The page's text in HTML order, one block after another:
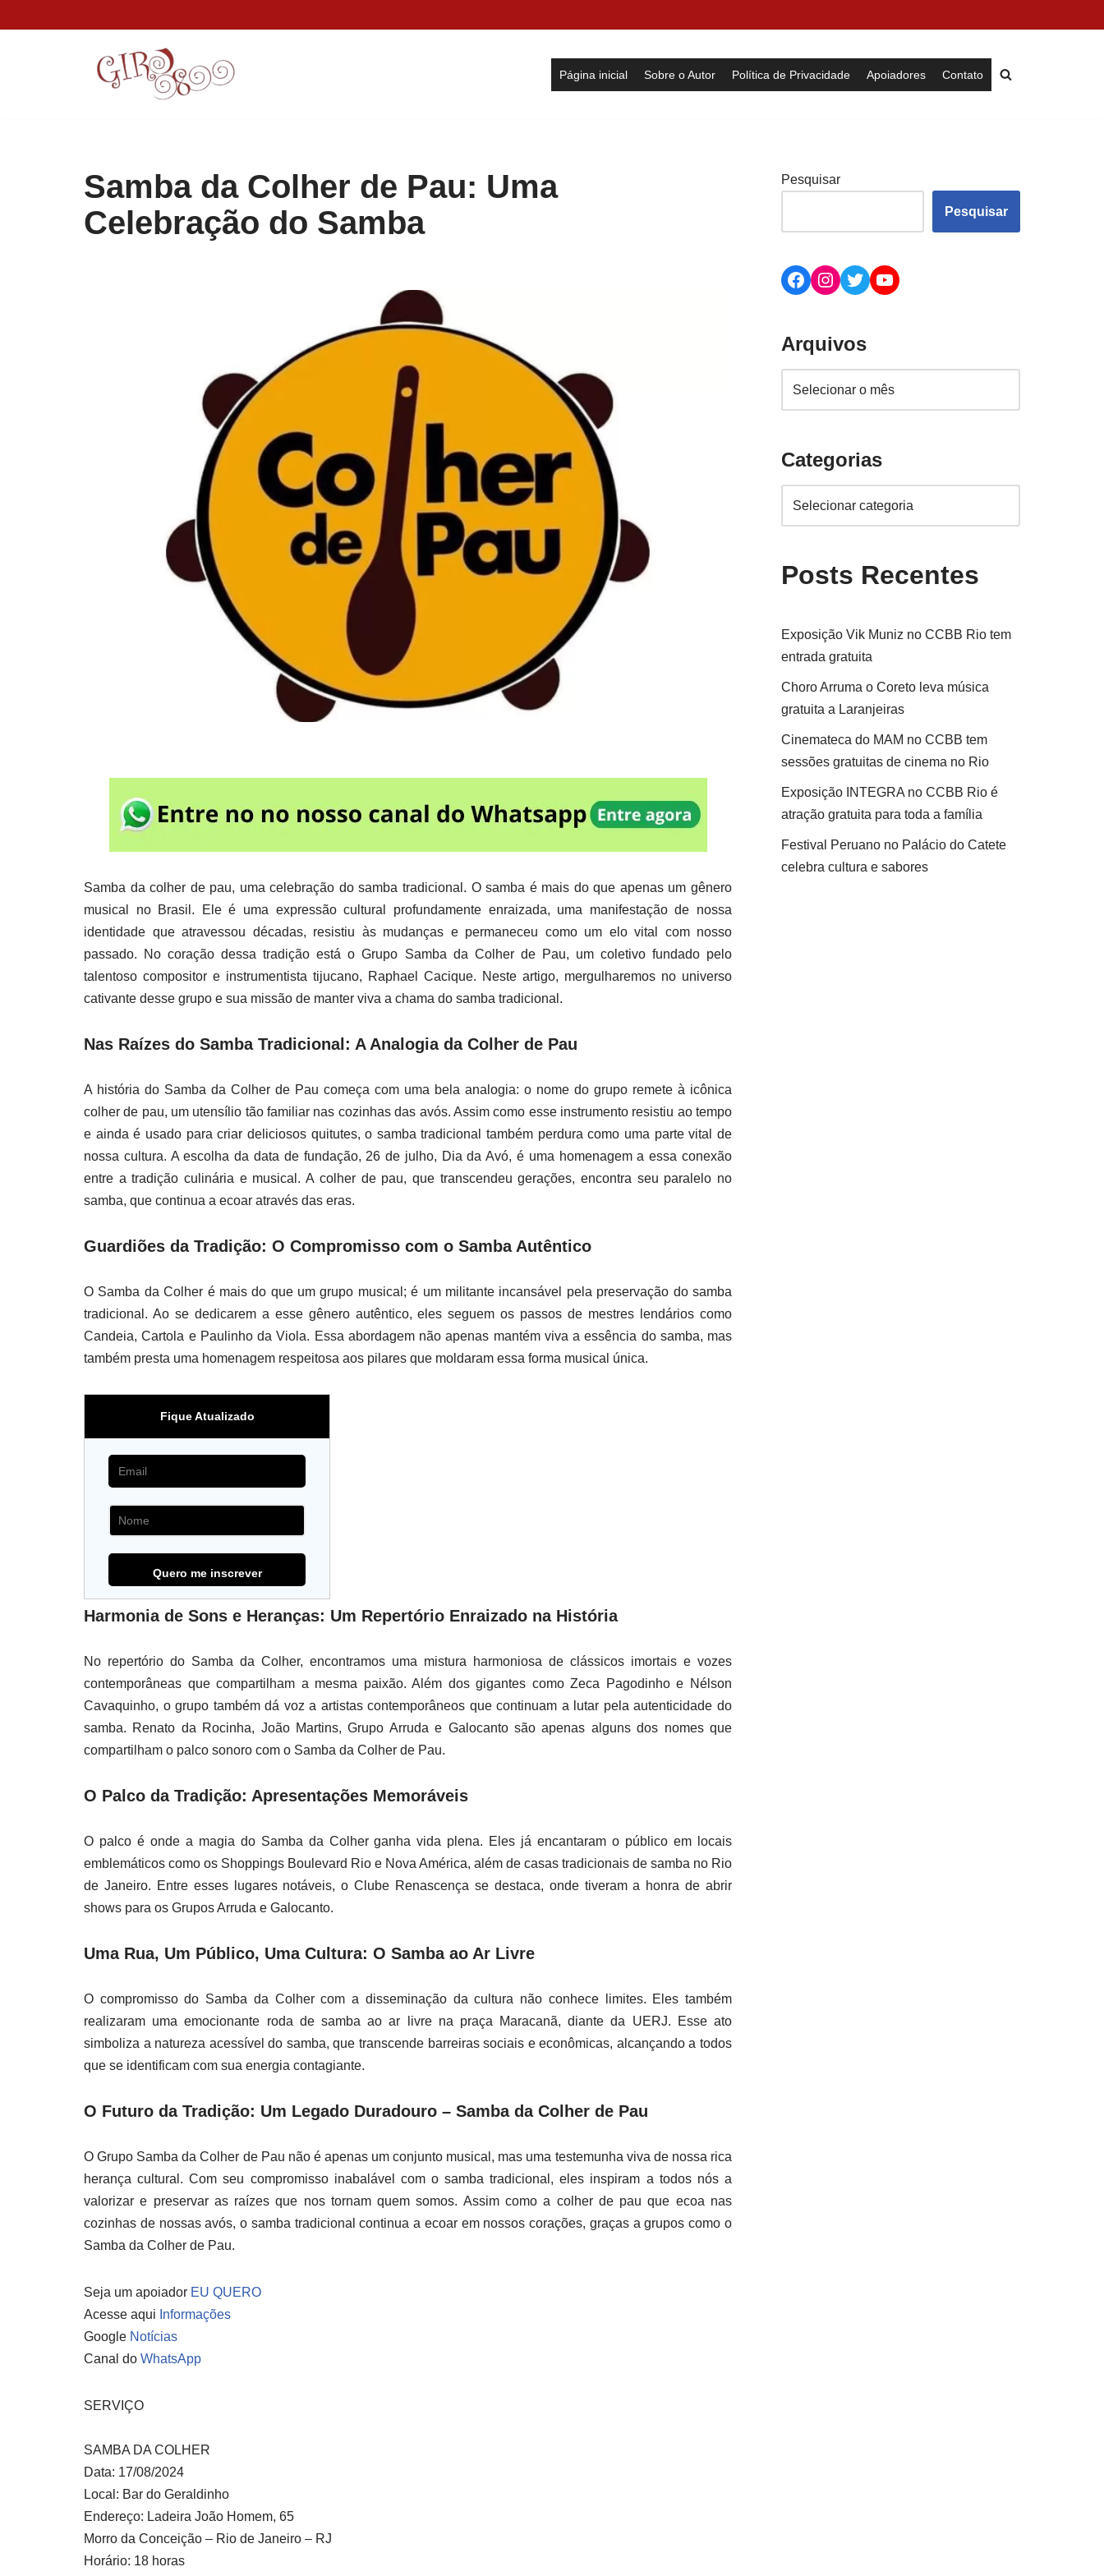
Página inicial Sobre o Autor Política de Privacidade Apoiadores Contato
Samba da Colher de Pau: Uma
Celebração do Samba
Samba da colher de pau, uma celebração do samba tradicional. O samba é mais do que apenas um gênero
musical no Brasil. Ele é uma expressão cultural profundamente enraizada, uma manifestação de nossa
identidade que atravessou décadas, resistiu às mudanças e permaneceu como um elo vital com nosso
passado. No coração dessa tradição está o Grupo Samba da Colher de Pau, um coletivo fundado pelo
talentoso compositor e instrumentista tijucano, Raphael Cacique. Neste artigo, mergulharemos no universo
cativante desse grupo e sua missão de manter viva a chama do samba tradicional.
Nas Raízes do Samba Tradicional: A Analogia da Colher de Pau
A história do Samba da Colher de Pau começa com uma bela analogia: o nome do grupo remete à icônica
colher de pau, um utensílio tão familiar nas cozinhas das avós. Assim como esse instrumento resistiu ao tempo
e ainda é usado para criar deliciosos quitutes, o samba tradicional também perdura como uma parte vital de
nossa cultura. A escolha da data de fundação, 26 de julho, Dia da Avó, é uma homenagem a essa conexão
entre a tradição culinária e musical. A colher de pau, que transcendeu gerações, encontra seu paralelo no
samba, que continua a ecoar através das eras.
Guardiões da Tradição: O Compromisso com o Samba Autêntico
O Samba da Colher é mais do que um grupo musical; é um militante incansável pela preservação do samba
tradicional. Ao se dedicarem a esse gênero autêntico, eles seguem os passos de mestres lendários como
Candeia, Cartola e Paulinho da Viola. Essa abordagem não apenas mantém viva a essência do samba, mas
também presta uma homenagem respeitosa aos pilares que moldaram essa forma musical única.
Fique Atualizado
Harmonia de Sons e Heranças: Um Repertório Enraizado na História
No repertório do Samba da Colher, encontramos uma mistura harmoniosa de clássicos imortais e vozes
contemporâneas que compartilham a mesma paixão. Além dos gigantes como Zeca Pagodinho e Nélson
Cavaquinho, o grupo também dá voz a artistas contemporâneos que continuam a lutar pela autenticidade do
samba. Renato da Rocinha, João Martins, Grupo Arruda e Galocanto são apenas alguns dos nomes que
compartilham o palco sonoro com o Samba da Colher de Pau.
O Palco da Tradição: Apresentações Memoráveis
O palco é onde a magia do Samba da Colher ganha vida plena. Eles já encantaram o público em locais
emblemáticos como os Shoppings Boulevard Rio e Nova América, além de casas tradicionais de samba no Rio
de Janeiro. Entre esses lugares notáveis, o Clube Renascença se destaca, onde tiveram a honra de abrir
shows para os Grupos Arruda e Galocanto.
Uma Rua, Um Público, Uma Cultura: O Samba ao Ar Livre
O compromisso do Samba da Colher com a disseminação da cultura não conhece limites. Eles também
realizaram uma emocionante roda de samba ao ar livre na praça Maracanã, diante da UERJ. Esse ato
simboliza a natureza acessível do samba, que transcende barreiras sociais e econômicas, alcançando a todos
que se identificam com sua energia contagiante.
O Futuro da Tradição: Um Legado Duradouro – Samba da Colher de Pau
O Grupo Samba da Colher de Pau não é apenas um conjunto musical, mas uma testemunha viva de nossa rica
herança cultural. Com seu compromisso inabalável com o samba tradicional, eles inspiram a todos nós a
valorizar e preservar as raízes que nos tornam quem somos. Assim como a colher de pau que ecoa nas
cozinhas de nossas avós, o samba tradicional continua a ecoar em nossos corações, graças a grupos como o
Samba da Colher de Pau.
Seja um apoiador EU QUERO
Acesse aqui Informações
Google Notícias
Canal do WhatsApp
SERVIÇO
SAMBA DA COLHER
Data: 17/08/2024
Local: Bar do Geraldinho
Endereço: Ladeira João Homem, 65
Morro da Conceição – Rio de Janeiro – RJ
Horário: 18 horas
Pesquisar
Pesquisar
Arquivos
Categorias
Posts Recentes
Exposição Vik Muniz no CCBB Rio tem
entrada gratuita
Choro Arruma o Coreto leva música
gratuita a Laranjeiras
Cinemateca do MAM no CCBB tem
sessões gratuitas de cinema no Rio
Exposição INTEGRA no CCBB Rio é
atração gratuita para toda a família
Festival Peruano no Palácio do Catete
celebra cultura e sabores